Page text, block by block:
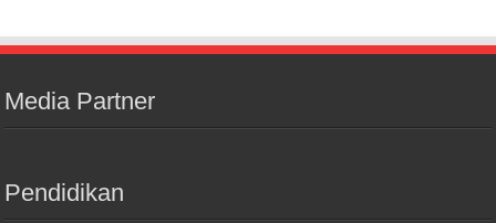
Media Partner
Pendidikan